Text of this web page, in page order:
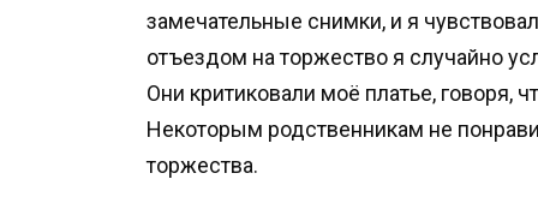
замечательные снимки, и я
отъездом на торжество я случайно
Они критиковали моё платье, говоря,
Некоторым родственникам не
торжества.